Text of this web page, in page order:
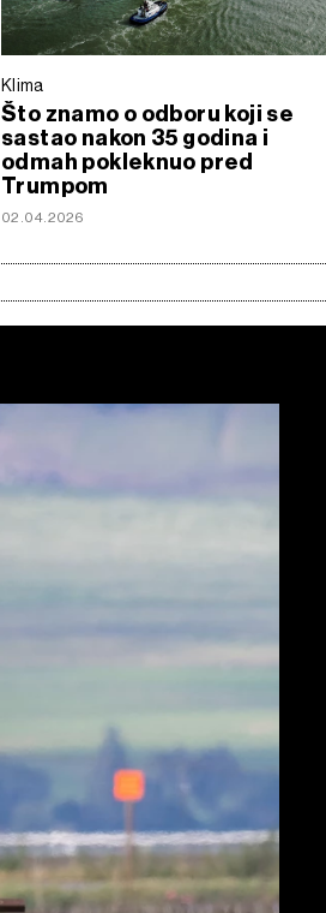
Klima
Što znamo o odboru koji se
sastao nakon 35 godina i
odmah pokleknuo pred
Trumpom
02.04.2026